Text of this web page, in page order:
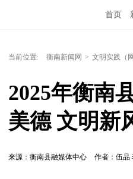
首页
当前位置: 衡南新闻网 > 文明实践（
2025年衡南
美德 文明新
来源：衡南县融媒体中心 作者：伍品